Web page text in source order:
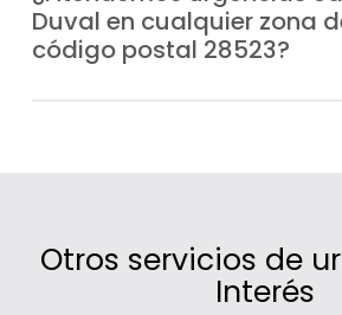
festivos, para que nunca te
calefacción o agua caliente.
Duval en cualquier zona
código postal 28523?
Otros servicios de
Interés